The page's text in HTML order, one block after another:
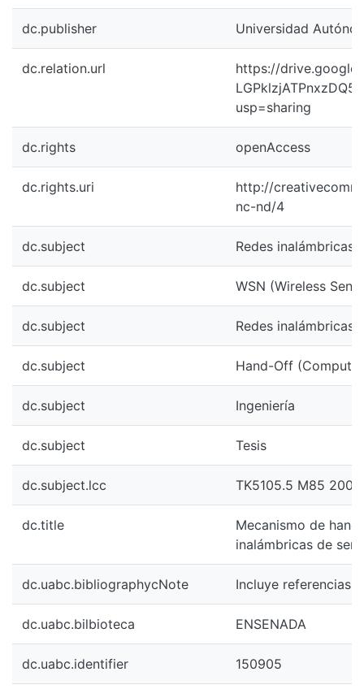
dc.publisher Universidad
dc.relation.url
https://
usp=sharing
dc.rights openAccess
dc.rights.uri
http://
nc-nd/4
dc.subject Redes inalámbricas
dc.subject WSN (Wireless
dc.subject Redes inalámbricas
dc.subject Hand-Off
dc.subject Ingeniería
dc.subject Tesis
dc.subject.lcc TK5105.5 M85 2008
dc.title
Mecanismo de
inalámbricas de
dc.uabc.bibliographycNote Incluye referencias
dc.uabc.bilbioteca ENSENADA
dc.uabc.identifier 150905